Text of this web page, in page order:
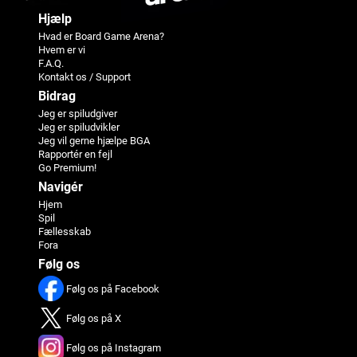
Hjælp
Hvad er Board Game Arena?
Hvem er vi
F.A.Q.
Kontakt os / Support
Bidrag
Jeg er spiludgiver
Jeg er spiludvikler
Jeg vil gerne hjælpe BGA
Rapportér en fejl
Go Premium!
Navigér
Hjem
Spil
Fællesskab
Fora
Følg os
Følg os på Facebook
Følg os på X
Følg os på Instagram